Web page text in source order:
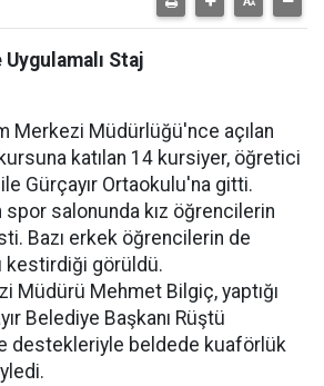
Staj
Merkezi Müdürlüğü'nce açılan
katılan 14 kursiyer, öğretici
Gürçayır Ortaokulu'na gitti.
spor salonunda kız öğrencilerin
Bazı erkek öğrencilerin de
kestirdiği görüldü.
Müdürü Mehmet Bilgiç, yaptığı
Belediye Başkanı Rüştü
destekleriyle beldede kuaförlük